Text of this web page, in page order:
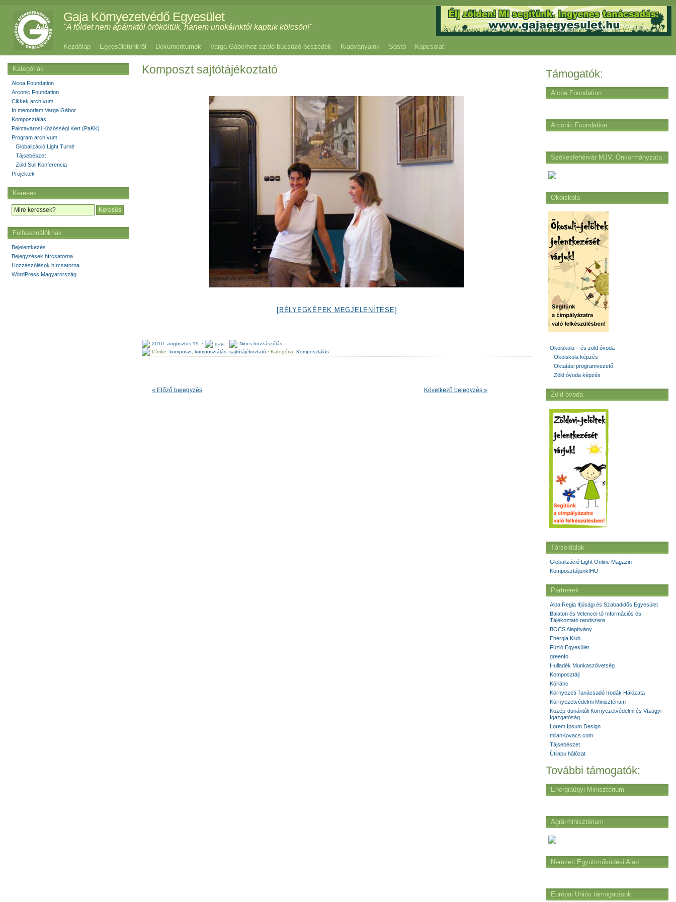
Gaja Környezetvédő Egyesület
"A földet nem apáinktól örököltük, hanem unokáinktól kaptuk kölcsön!"
Kezdőlap Egyesületünkről Dokumentumok Varga Gáborhoz szóló búcsúzó beszédek Kiadványaink Sóstó Kapcsolat
Komposzt sajtótájékoztató
[BÉLYEGKÉPEK MEGJELENÍTÉSE]
2010. augusztus 19. · gaja ·
Nincs hozzászólás
Címke:komposzt ,komposztálás ,sajtótájékoztató · Kategória:Komposztálás
« Előző bejegyzés Következő bejegyzés »
Támogatók:
Alcoa Foundation
Arconic Foundation
Székesfehérvár MJV. Önkormányzata
Ökoiskola
Ökoiskola – és zöld óvoda
Ökoiskola képzés
Oktatási programvezető
Zöld óvoda képzés
Zöld óvoda
Társoldalak
Globalizáció Light Online Magazin
Komposztáljunk!HU
Partnerek
Alba Regia Ifjúsági és Szabadidős Egyesület
Balaton és Velencei-tó Információs és
Tájékoztató rendszere
BOCS Alapítvány
Energia Klub
Fúzió Egyesület
greenfo
Hulladék Munkaszövetség
Komposztálj
Körlánc
Környezeti Tanácsadó Irodák Hálózata
Környezetvédelmi Minisztérium
Közép-dunántúli Környezetvédelmi és Vízügyi
Igazgatóság
Lorem Ipsum Design
milanKovacs.com
Tájsebészet
Útilapu hálózat
További támogatók:
Energiaügyi Minisztérium
Agrárminisztérium
Nemzeti Együttműködési Alap
Európai Uniós támogatások
Kategóriák
Alcoa Foundation
Arconic Foundation
Cikkek archívum
In memoriam Varga Gábor
Komposztálás
Palotavárosi Közösségi Kert (PaKK)
Program archívum
Globalizáció Light Turné
Tájsebészet
Zöld Suli Konferencia
Projektek
Keresés
Felhasználóknak
Bejelentkezés
Bejegyzések hírcsatorna
Hozzászólások hírcsatorna
WordPress Magyarország